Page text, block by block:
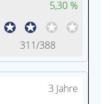
5,30 %
311/388
3 Jahre